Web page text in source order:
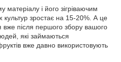
і його зігріваючим
зростає на 15-20%. А це
після першого збору вашого
які займаються
вже давно використовують